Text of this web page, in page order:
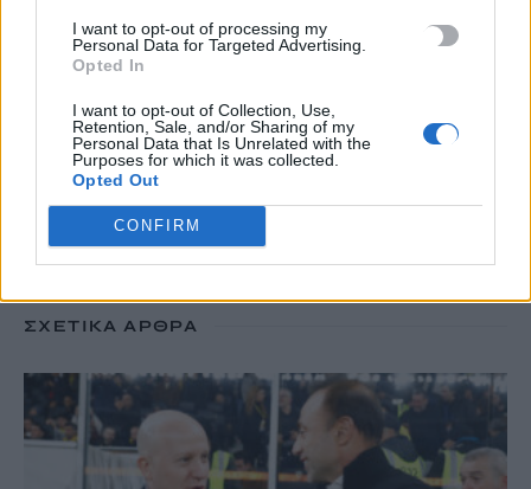
I want to opt-out of processing my
Personal Data for Targeted Advertising.
Opted In
I want to opt-out of Collection, Use,
Retention, Sale, and/or Sharing of my
Personal Data that Is Unrelated with the
Purposes for which it was collected.
Opted Out
CONFIRM
7 Αυγούστου, 2026
TRENDING
ΚΑΠΝΙΣΜΑ #
ΣΧΕΤΙΚΆ ΆΡΘΡΑ